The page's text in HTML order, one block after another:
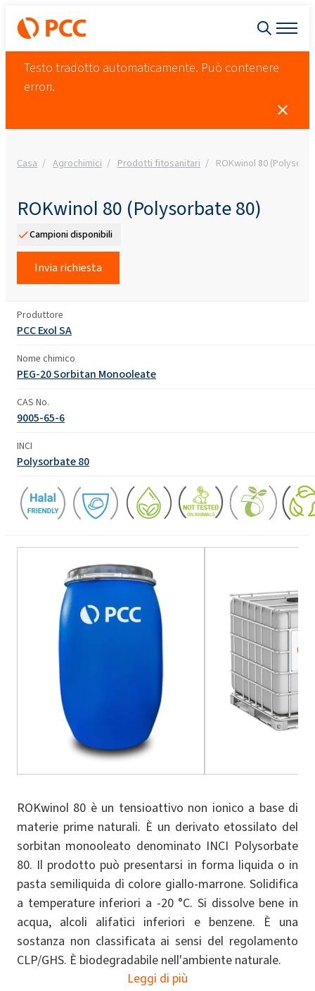
Testo tradotto automaticamente. Può contenere
errori.
Casa Agrochimici Prodotti fitosanitari ROKwinol 80
ROKwinol 80 (Polysorbate 80)
Campioni disponibili
Invia richiesta
Produttore
PCC Exol SA
Nome chimico
PEG-20 Sorbitan Monooleate
CAS No.
9005-65-6
INCI
Polysorbate 80
ROKwinol 80 è un tensioattivo non ionico a base di
materie prime naturali. È un derivato etossilato del
sorbitan monooleato denominato INCI Polysorbate
80. Il prodotto può presentarsi in forma liquida o in
pasta semiliquida di colore giallo-marrone. Solidifica
a temperature inferiori a -20 °C. Si dissolve bene in
acqua, alcoli alifatici inferiori e benzene. È una
sostanza non classificata ai sensi del regolamento
CLP/GHS. È biodegradabile nell'ambiente naturale.
Leggi di più